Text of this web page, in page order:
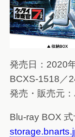
発売日：2020
BCXS-1518／
発売・販売元
Blu-ray BOX 式